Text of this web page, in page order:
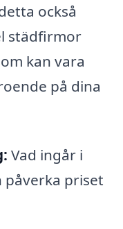
också
städfirmor
kan vara
på dina
Vad ingår i
påverka priset